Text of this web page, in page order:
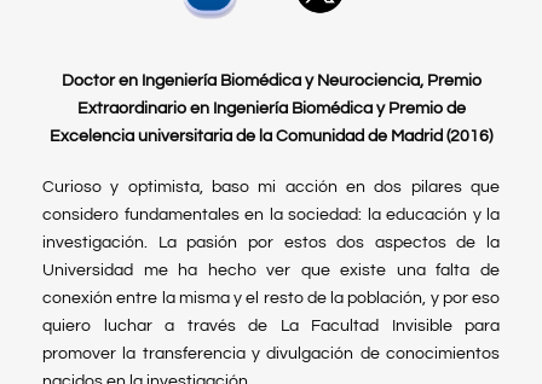
Doctor en Ingeniería Biomédica y Neurociencia, Premio
Extraordinario en Ingeniería Biomédica y Premio de
Excelencia universitaria de la Comunidad de Madrid (2016)
Curioso y optimista, baso mi acción en dos pilares que
considero fundamentales en la sociedad: la educación y la
investigación. La pasión por estos dos aspectos de la
Universidad me ha hecho ver que existe una falta de
conexión entre la misma y el resto de la población, y por eso
quiero luchar a través de La Facultad Invisible para
promover la transferencia y divulgación de conocimientos